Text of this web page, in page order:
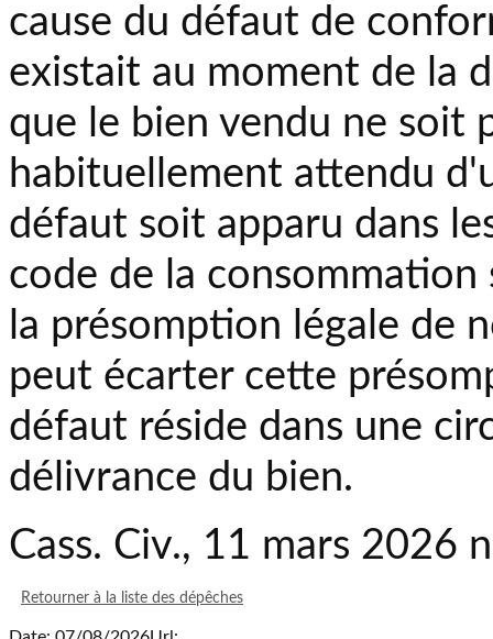
cause du défaut de
existait au moment de la
que le bien vendu ne soit
habituellement attendu
défaut soit apparu dans
code de la
la présomption légale de
peut écarter cette
défaut réside dans une
délivrance du bien.
Cass. Civ., 11 mars 2026
Retourner à la liste des dépêches